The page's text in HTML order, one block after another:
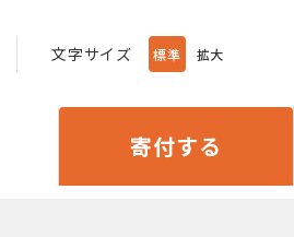
文字サイズ 標準 拡大
寄付する